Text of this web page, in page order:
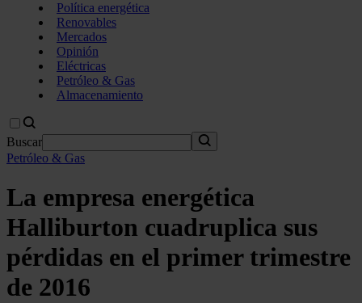
Política energética
Renovables
Mercados
Opinión
Eléctricas
Petróleo & Gas
Almacenamiento
Buscar
Petróleo & Gas
La empresa energética
Halliburton cuadruplica sus
pérdidas en el primer trimestre
de 2016